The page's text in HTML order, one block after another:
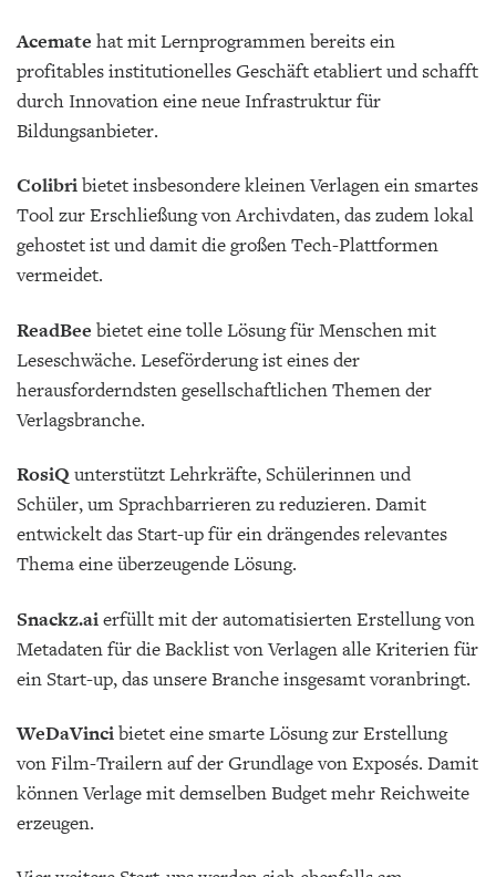
Acemate hat mit Lernprogrammen bereits ein
profitables institutionelles Geschäft etabliert und schafft
durch Innovation eine neue Infrastruktur für
Bildungsanbieter.
Colibribietet insbesondere kleinen Verlagen ein smartes
Tool zur Erschließung von Archivdaten, das zudem lokal
gehostet ist und damit die großen Tech-Plattformen
vermeidet.
ReadBee bietet eine tolle Lösung für Menschen mit
Leseschwäche. Leseförderung ist eines der
herausforderndsten gesellschaftlichen Themen der
Verlagsbranche.
RosiQ unterstützt Lehrkräfte, Schülerinnen und
Schüler, um Sprachbarrieren zu reduzieren. Damit
entwickelt das Start-up für ein drängendes relevantes
Thema eine überzeugende Lösung.
Snackz.aierfüllt mit der automatisierten Erstellung von
Metadaten für die Backlist von Verlagen alle Kriterien für
ein Start-up, das unsere Branche insgesamt voranbringt.
WeDaVincibietet eine smarte Lösung zur Erstellung
von Film-Trailern auf der Grundlage von Exposés. Damit
können Verlage mit demselben Budget mehr Reichweite
erzeugen.